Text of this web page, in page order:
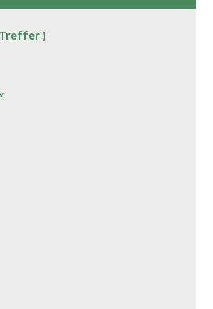
Treffer )
×